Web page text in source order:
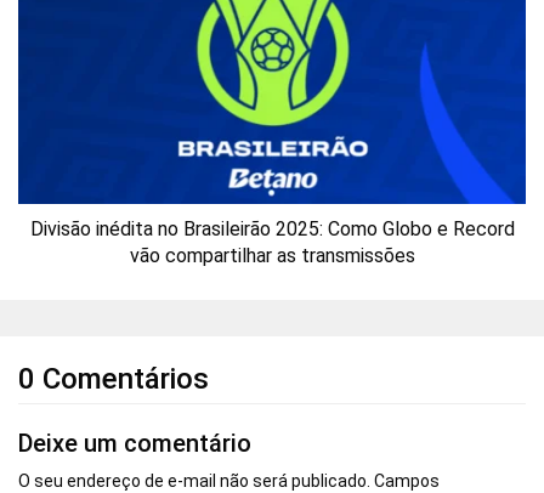
Divisão inédita no Brasileirão 2025: Como Globo e Record
vão compartilhar as transmissões
0 Comentários
Deixe um comentário
O seu endereço de e-mail não será publicado. Campos